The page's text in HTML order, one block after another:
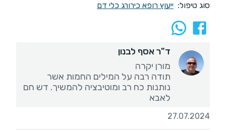
סוג טיפול: ייעוץ רופא כירורג כלי דם
ד"ר אסף לבנון
תודה רבה על המילים החמות אשר
נותנות כח רב ומוטיבציה להמשיך. דש חם
לאבא
27.07.2024